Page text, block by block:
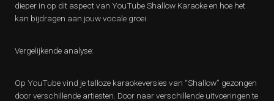
dieper in op dit aspect van YouTube Shallow Karaoke en hoe het
kan bijdragen aan jouw vocale groei.
Vergelijkende analyse:
Op YouTube vind je talloze karaokeversies van “Shallow” gezongen
door verschillende artiesten. Door naar verschillende uitvoeringen te